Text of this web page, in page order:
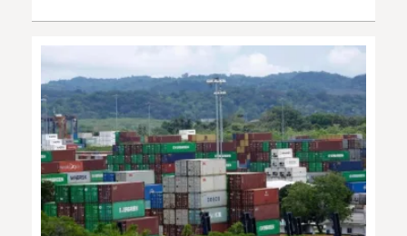
MULTIMEDIA
IMPRESO